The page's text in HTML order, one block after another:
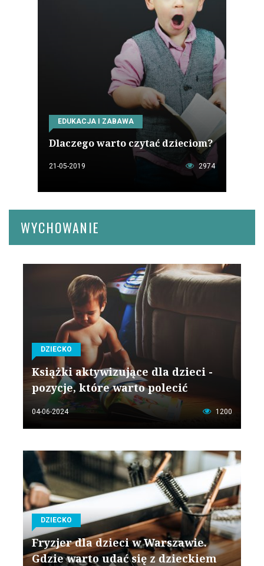
EDUKACJA I ZABAWA
Dlaczego warto czytać dzieciom?
21-05-2019 2974
WYCHOWANIE
DZIECKO
Książki aktywizujące dla dzieci -
pozycje, które warto polecić
04-06-2024 1200
DZIECKO
Fryzjer dla dzieci w Warszawie.
Gdzie warto udać się z dzieckiem